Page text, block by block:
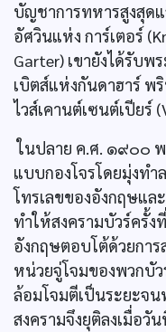
บัญชาการทหารสูงสุด
อัศวินแห่ง การ์เตอร์
Garter) เขายังได้รับพ
เบิตส์แห่งกันดาฮาร์ พ
ไวส์เคานต์เซนต์เปียร์
ในปลาย ค.ศ. ๑๙๐๐
แบบกองโจรโดยมุ่งทำ
โทรเลขของอังกฤษแล
ทำให้สงครามบัวร์ครั้ง
อังกฤษตอบโต้ด้วยกา
หน่วยจู่โจมของพวกบั
ล้อมโจมตีเป็นระยะจ
สงครามจึงยุติลงเมื่อ